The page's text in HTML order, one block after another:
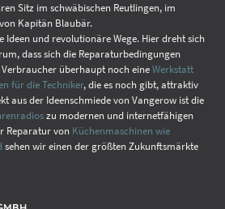
Sitz im schwäbischen Reutlingen, im
Kapitän Blaubär.
Ideen und revolutionäre Wege. Hier dreht sich
dass sich die Reparaturbedingungen
überhaupt noch eineWerkstatt
für die Techniker, die es noch gibt, attraktiv
aus der Ideenschmiede von Vangerow ist die
zu modernen und internetfähigen
Reparatur von Küchenmaschinen wie
sehen wir einen der größten Zukunftsmärkte